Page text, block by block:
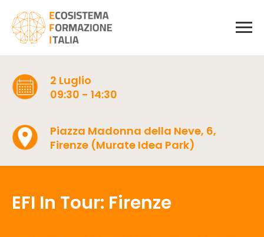
2 Luglio
09:30 - 14:30
Piazza Madonna della Neve, 6,
Firenze (Murate Idea Park)
EFI In Tour: Firenze